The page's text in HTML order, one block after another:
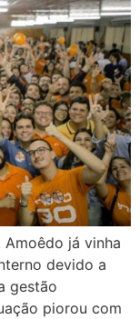
já vinha
devido a
gestão
piorou com